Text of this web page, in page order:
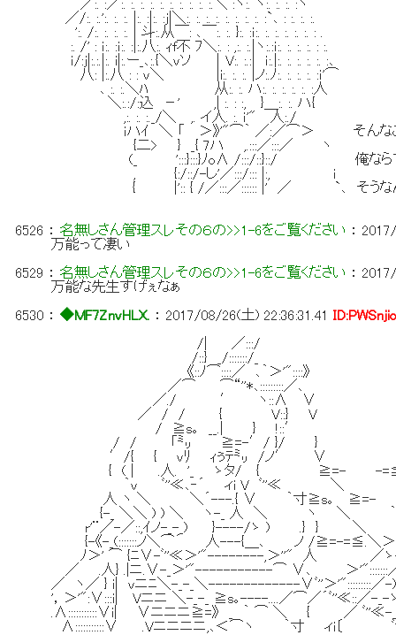
／:. :／:. :. :. :. :. :. :. :. :. :.＼ :ヽ:. ヽ:. :. :. :ヽ
／/:. :.':. :. :. |:. :|:. :j|＼:. :. :. :. :. :. :. :. :`､ : :. :. :.
':. /:. :. :. :. | 斗:.从￣: ､￣:. :. }:. :ｉ:. :. :. :. :. :. : .
:. /' : ｉ:. :ｉ:. :|:.八:. ｨf不 ﾌ＼:. : ,:. :.|ヽ:.:ｉ:. :. :. :. : :.
ｉ/:j|:.:.|:. i|:.ー_､:.{＼vソ ｜V:. :.:| ｉ:.|:. :. :. :. :. :､
八: |:.八 : : v＼ |i:. :. :. |ノ:.ﾉ:. :. :. :. :ｉ'⌒
､ :. :.＼ﾊ 从:. :. ハ:. :. :. :. :. :人
＼:.:/:込 －' ,| :. : :, }＿:. :. ハ{
,:. :. :._/＼ ,. イ人. :. ｉ'" 人:./
ｉハｲ ＼ 「 ＞》'"⌒｀ ／:／⌒＞ そんなこと
{二> } _{ 7ハ ,.:::／:::／ ヽ
(_ ':::}:::}ﾉo∧ /:::/::}::/ 俺ならできる、
, {:/::/-し'／:::/::: |:, ｉ
{ |':: { /／:::／:::::: |' ／ `､ そうなんです
6526 ：名無しさん管理スレその６の>>1-6をご覧ください ：
万能って凄い
6529 ：名無しさん管理スレその６の>>1-6をご覧ください ：
万能な先生すげぇなぁ
6530 ：◆MF7ZnvHLX. ：2017/08/26(土) 22:36:31.41
/| ／:::/
/::} _/:::::::/_
《::ﾉ⌒::::／ ､｀＞'"::::》
／⌒ ⌒“''*､:::::::::／､
／./ ′ ヽ::∧ ∨
／ / / { V::} V
/ ≧s｡ __.| } !::′
/ / 「㍉ ≧=-′/ }/ }
′/{ { ｖﾘ ｨぅﾃ㍉ /ノ′ ∨
{ ( | .人. '_ ゝタ/ { ≧=- -
｀ｖ ﾞ''≪､‐´ ィi V ﾞ''≪ ＼
人 ヽ ＼ ＼´---.{ ∨ ｀寸≧s｡ ≧=-
{-_ ＼＼ ) ) ＼ ヽ-_ 人 ＼ ヽ ＼ ｀
r'¨／-／::,ｲノ-_-_) }----/ゝ ) .} }
{-《-_(:::::::ノ＼⌒´ 人---{＿､ ノ /≧=-=≦.＼＞
ﾉ＞' ⌒ {ﾆ∨-ﾞ''≪＞'"--------,＞''" 人 ／
／ .人} .|ニ.∨-_＞'"-----------⌒ ∨､ ＞'":::::::／
／ ヽ／ } i| ｖニﾆ＼-_-_＼-------------∨ﾞ''＞
'，＞'":∨:::i| Vニニ ＼-_-_ ≧s｡----....／⌒／´ﾞ''≪::／-
.∧:::::::::::∨i| ∨ニニニ≧=》 _ ｀ ⌒ ＼ { ／ ﾞ''≪-_-
∧:::::::::::∨ .Vニニニニ,､＜⌒ヽ ｀寸 ィi〔 ﾞ''≪-_-